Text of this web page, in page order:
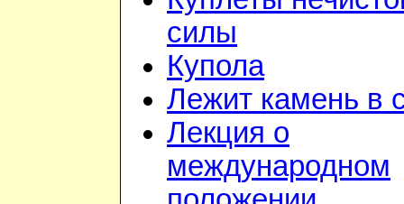
силы
Купола
Лежит камень в
Лекция о
международном